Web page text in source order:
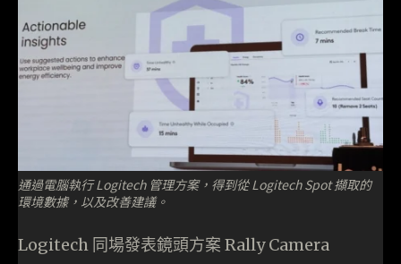
通過電腦執行 Logitech 管理方案，得到從 Logitech Spot 擷取的
環境數據，以及改善建議。
Logitech 同場發表鏡頭方案 Rally Camera